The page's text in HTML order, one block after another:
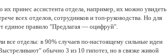
принес ассистента отдела, например, их можно увидеть
всех отделов, сотрудников и топ-руководства. Но для
единое правило "Предлагая — оцифруй".
все отделы: в 90% случаев по-настоящему сильные идеи
обычно 3 из 10 гипотез, но в связке живой